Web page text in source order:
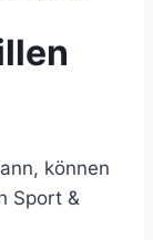
können
Sport &